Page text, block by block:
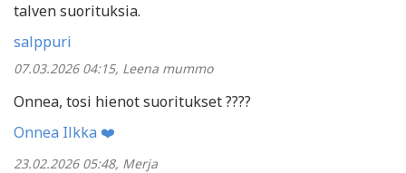
talven suorituksia.
salppuri
07.03.2026 04:15, Leena mummo
Onnea, tosi hienot suoritukset ????
Onnea Ilkka ❤️
23.02.2026 05:48, Merja